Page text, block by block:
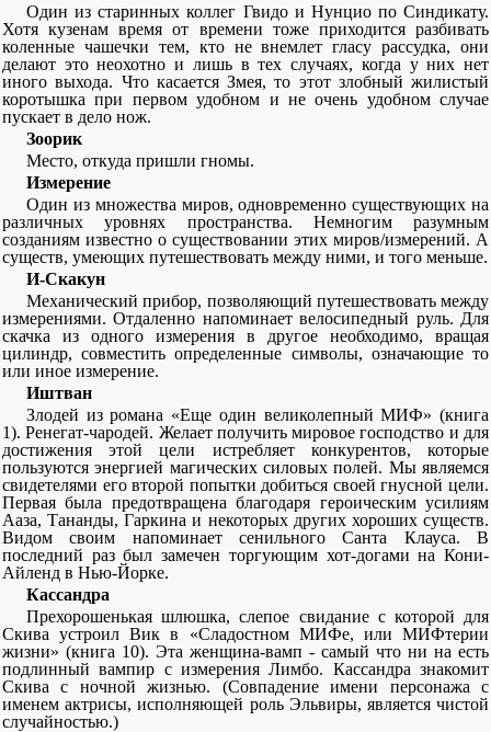
Один из старинных коллег Гвидо и Нунцио по Синдикату.
Хотя кузенам время от времени тоже приходится разбивать
коленные чашечки тем, кто не внемлет гласу рассудка, они
делают это неохотно и лишь в тех случаях, когда у них нет
иного выхода. Что касается Змея, то этот злобный жилистый
коротышка при первом удобном и не очень удобном случае
пускает в дело нож.
Зоорик
Место, откуда пришли гномы.
Измерение
Один из множества миров, одновременно существующих на
различных уровнях пространства. Немногим разумным
созданиям известно о существовании этих миров/измерений. А
существ, умеющих путешествовать между ними, и того меньше.
И-Скакун
Механический прибор, позволяющий путешествовать между
измерениями. Отдаленно напоминает велосипедный руль. Для
скачка из одного измерения в другое необходимо, вращая
цилиндр, совместить определенные символы, означающие то
или иное измерение.
Иштван
Злодей из романа «Еще один великолепный МИФ» (книга
1). Ренегат-чародей. Желает получить мировое господство и для
достижения этой цели истребляет конкурентов, которые
пользуются энергией магических силовых полей. Мы являемся
свидетелями его второй попытки добиться своей гнусной цели.
Первая была предотвращена благодаря героическим усилиям
Ааза, Тананды, Гаркина и некоторых других хороших существ.
Видом своим напоминает сенильного Санта Клауса. В
последний раз был замечен торгующим хот-догами на Кони-
Айленд в Нью-Йорке.
Кассандра
Прехорошенькая шлюшка, слепое свидание с которой для
Скива устроил Вик в «Сладостном МИФе, или МИФтерии
жизни» (книга 10). Эта женщина-вамп - самый что ни на есть
подлинный вампир с измерения Лимбо. Кассандра знакомит
Скива с ночной жизнью. (Совпадение имени персонажа с
именем актрисы, исполняющей роль Эльвиры, является чистой
случайностью.)